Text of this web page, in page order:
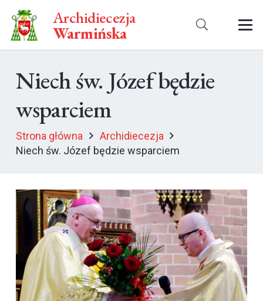
Archidiecezja
Warmińska
Niech św. Józef będzie
wsparciem
Strona główna
Archidiecezja
Niech św. Józef będzie wsparciem